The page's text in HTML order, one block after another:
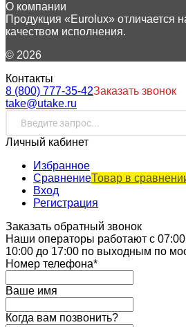
О компании
Продукция «Eurolux» отличается
качеством исполнения.
© 2026
Контакты
8 (800) 777-35-42Заказать звонок
take@utake.ru
Личный кабинет
Избранное
СравнениеТовар в
Вход
Регистрация
Заказать обратный звонок
Наши операторы работают с
10:00 до 17:00 по выходным по
Номер телефона*
Ваше имя
Когда вам позвонить?